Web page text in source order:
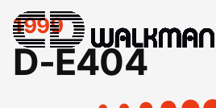
1999
D-E404